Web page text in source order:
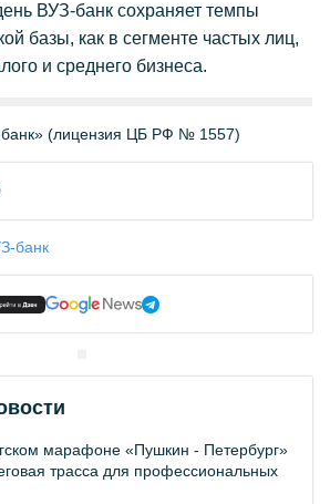
ВУЗ-банк сохраняет темпы
базы, как в сегменте частых лиц,
и среднего бизнеса.
(лицензия ЦБ РФ № 1557)
банк
марафоне «Пушкин - Петербург»
трасса для профессиональных